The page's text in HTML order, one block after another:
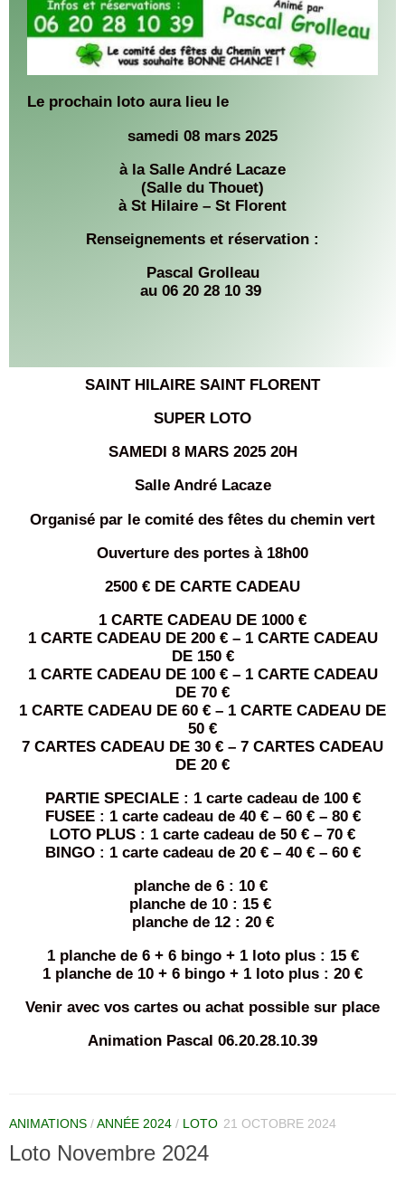
Le prochain loto aura lieu le
samedi 08 mars 2025
à la Salle André Lacaze
(Salle du Thouet)
à St Hilaire – St Florent
Renseignements et réservation :
Pascal Grolleau
au 06 20 28 10 39
SAINT HILAIRE SAINT FLORENT
SUPER LOTO
SAMEDI 8 MARS 2025 20H
Salle André Lacaze
Organisé par le comité des fêtes du chemin vert
Ouverture des portes à 18h00
2500 € DE CARTE CADEAU
1 CARTE CADEAU DE 1000 €
1 CARTE CADEAU DE 200 € – 1 CARTE CADEAU
DE 150 €
1 CARTE CADEAU DE 100 € – 1 CARTE CADEAU
DE 70 €
1 CARTE CADEAU DE 60 € – 1 CARTE CADEAU DE
50 €
7 CARTES CADEAU DE 30 € – 7 CARTES CADEAU
DE 20 €
PARTIE SPECIALE : 1 carte cadeau de 100 €
FUSEE : 1 carte cadeau de 40 € – 60 € – 80 €
LOTO PLUS : 1 carte cadeau de 50 € – 70 €
BINGO : 1 carte cadeau de 20 € – 40 € – 60 €
planche de 6 : 10 €
planche de 10 : 15 €
planche de 12 : 20 €
1 planche de 6 + 6 bingo + 1 loto plus : 15 €
1 planche de 10 + 6 bingo + 1 loto plus : 20 €
Venir avec vos cartes ou achat possible sur place
Animation Pascal 06.20.28.10.39
ANIMATIONS /ANNÉE 2024 / LOTO 21 OCTOBRE 2024
Loto Novembre 2024